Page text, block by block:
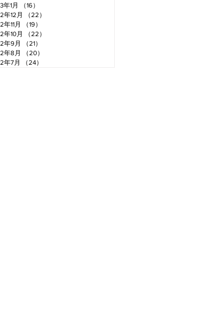
年1月
（16）
年12月
（22）
年11月
（19）
年10月
（22）
年9月
（21）
年8月
（20）
年7月
（24）